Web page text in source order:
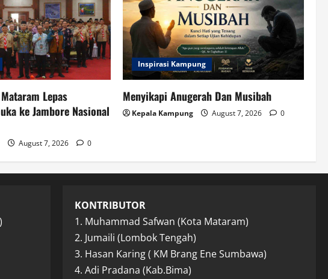
Lepas
ke Jambore Nasional
August 7, 2026 0
Inspirasi Kampung
Menyikapi Anugerah Dan Musibah
Kepala Kampung August 7, 2026 0
KONTRIBUTOR
1. Muhammad Safwan (Kota Mataram)
2. Jumaili (Lombok Tengah)
3. Hasan Karing ( KM Brang Ene Sumbawa)
4. Adi Pradana (Kab.Bima)